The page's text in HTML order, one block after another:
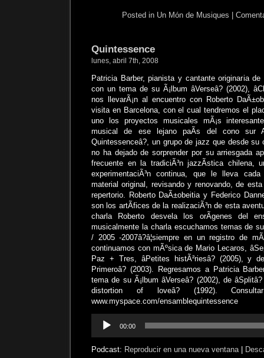
Posted in Un Món de Musiques
Quintessence
lunes, abril 7th, 2008
Patricia Barber, pianista y cantante originaria
con un tema de su Ã¡lbum âVerseâ? (2002),
nos llevarÃ¡n al encuentro con Roberto
visita en Barcelona, con el cual tendremos el
uno los proyectos musicales mÃ¡s
musical de ese lejano paÃ­s del cono sur
Quintessenceâ?, un grupo de jazz que desde su
no ha dejado de sorprender por su arriesgada
frecuente en la tradiciÃ³n jazzÃ­stica chilena,
experimentaciÃ³n continua, que le lleva
material original, revisando y renovando, de
repertorio. Roberto DaÃ±obeitia y Federico
son los artÃ­fices de la realizaciÃ³n de esta
charla Roberto desvela los orÃ­genes del
musicalmente la charla escuchamos temas de su
/ 2005 -2007â?â¦siempre en un registro de
continuamos con mÃºsica de Mario Lecaros,
Paz + Tres, âPetites histÃ²riesâ? (2005), y
Primeroâ? (2003). Regresamos a Patricia
tema de su Ã¡lbum âVerseâ? (2002), de
distortion of loveâ? (1992).
www.myspace.com/ensamblequintessence
audio
00:00
Podcast: Reproducir en una nueva ventana|